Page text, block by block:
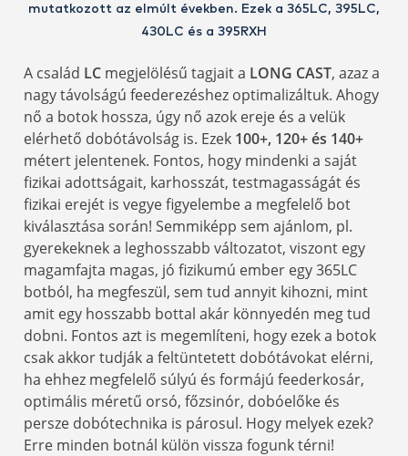
mutatkozott az elmúlt években. Ezek a 365LC, 395LC,
430LC és a 395RXH
A család LC megjelölésű tagjait a LONG CAST, azaz a
nagy távolságú feederezéshez optimalizáltuk. Ahogy
nő a botok hossza, úgy nő azok ereje és a velük
elérhető dobótávolság is. Ezek 100+, 120+ és 140+
métert jelentenek. Fontos, hogy mindenki a saját
fizikai adottságait, karhosszát, testmagasságát és
fizikai erejét is vegye figyelembe a megfelelő bot
kiválasztása során! Semmiképp sem ajánlom, pl.
gyerekeknek a leghosszabb változatot, viszont egy
magamfajta magas, jó fizikumú ember egy 365LC
botból, ha megfeszül, sem tud annyit kihozni, mint
amit egy hosszabb bottal akár könnyedén meg tud
dobni. Fontos azt is megemlíteni, hogy ezek a botok
csak akkor tudják a feltüntetett dobótávokat elérni,
ha ehhez megfelelő súlyú és formájú feederkosár,
optimális méretű orsó, főzsinór, dobóelőke és
persze dobótechnika is párosul. Hogy melyek ezek?
Erre minden botnál külön vissza fogunk térni!